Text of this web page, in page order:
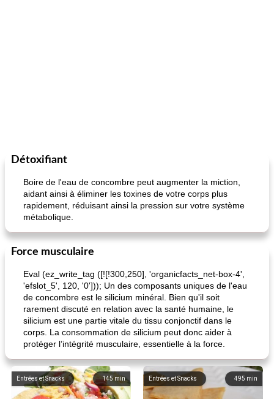
Détoxifiant
Boire de l'eau de concombre peut augmenter la miction,
aidant ainsi à éliminer les toxines de votre corps plus
rapidement, réduisant ainsi la pression sur votre système
métabolique.
Force musculaire
Eval (ez_write_tag ([![!300,250], 'organicfacts_net-box-4',
'efslot_5', 120, '0'])); Un des composants uniques de l'eau
de concombre est le silicium minéral. Bien qu'il soit
rarement discuté en relation avec la santé humaine, le
silicium est une partie vitale du tissu conjonctif dans le
corps. La consommation de silicium peut donc aider à
protéger l’intégrité musculaire, essentielle à la force.
145 min
Entrées et Snacks 495 min
Entrées et Snacks